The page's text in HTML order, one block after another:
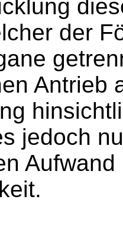
der
Antrieb
jedoch